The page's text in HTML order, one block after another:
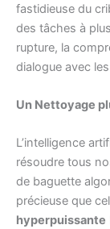
fastidieuse du
des tâches à
rupture, la
dialogue avec
Un Nettoyage
L’intelligence
résoudre tous
de baguette
précieuse que
hyperpuissante